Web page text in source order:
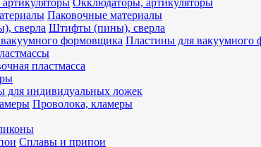
Окклюдаторы, артикуляторы
Паковочные материалы
Штифты (пины), сверла
Пластины для вакуумного
пластмасса
для индивидуальных ложек
Проволока, кламеры
Сплавы и припои